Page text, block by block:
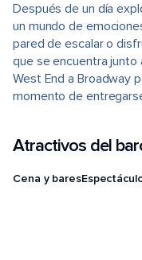
Después de un día
un mundo de
pared de escalar o
que se encuentra junto
West End a Broadway
momento de
Atractivos del
Cena y bares